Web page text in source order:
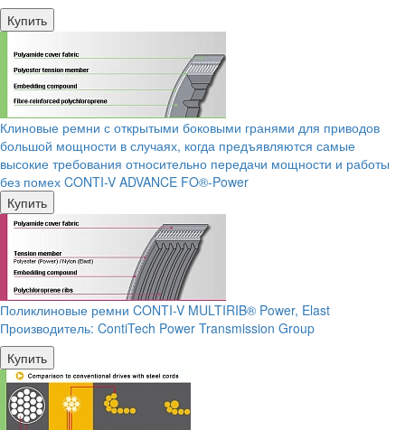
Купить
Клиновые ремни с открытыми боковыми гранями для приводов
большой мощности в случаях, когда предъявляются самые
высокие требования относительно передачи мощности и работы
без помех CONTI-V ADVANCE FO®-Power
Купить
Поликлиновые ремни CONTI-V MULTIRIB® Power, Elast
Производитель: ContiTech Power Transmission Group
Купить